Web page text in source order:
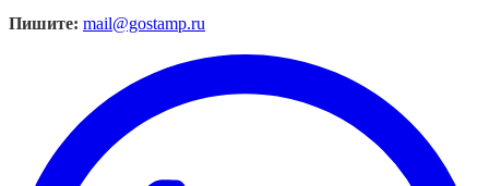
Пишите: mail@gostamp.ru